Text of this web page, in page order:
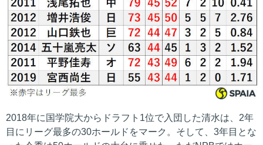
2018年に国学院大からドラフト1位で入団した清水は、2年
目にリーグ最多の30ホールドをマーク。そして、3年目とな